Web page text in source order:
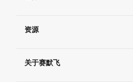
订单支持
现货供应中心
联系我们 - 400 820 8982
查找文件&证书
资源
学习中心
促销
关于赛默飞